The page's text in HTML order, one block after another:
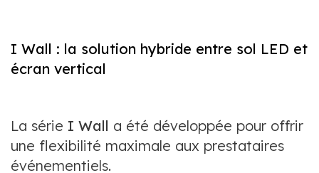
I Wall : la solution hybride entre sol LED et
écran vertical
La série I Wall a été développée pour offrir
une flexibilité maximale aux prestataires
événementiels.